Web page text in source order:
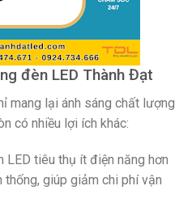
đèn LED Thành Đạt
mang lại ánh sáng chất lượng
có nhiều lợi ích khác:
LED tiêu thụ ít điện năng hơn
giúp giảm chi phí vận